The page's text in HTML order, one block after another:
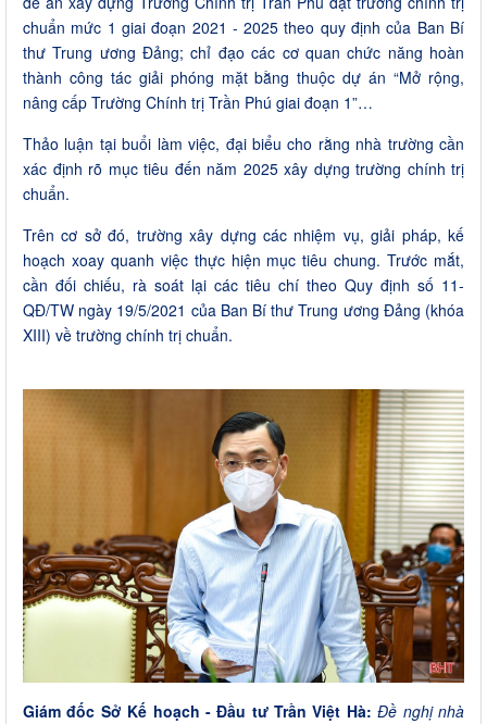
chuẩn mức 1 giai đoạn 2021 - 2025 theo quy định của Ban Bí
thư Trung ương Đảng; chỉ đạo các cơ quan chức năng hoàn
thành công tác giải phóng mặt bằng thuộc dự án “Mở rộng,
nâng cấp Trường Chính trị Trần Phú giai đoạn 1”…
Thảo luận tại buổi làm việc, đại biểu cho rằng nhà trường cần
xác định rõ mục tiêu đến năm 2025 xây dựng trường chính trị
chuẩn.
Trên cơ sở đó, trường xây dựng các nhiệm vụ, giải pháp, kế
hoạch xoay quanh việc thực hiện mục tiêu chung. Trước mắt,
cần đối chiếu, rà soát lại các tiêu chí theo Quy định số 11-
QĐ/TW ngày 19/5/2021 của Ban Bí thư Trung ương Đảng (khóa
XIII) về trường chính trị chuẩn.
Giám đốc Sở Kế hoạch - Đầu tư Trần Việt Hà:Đề nghị nhà